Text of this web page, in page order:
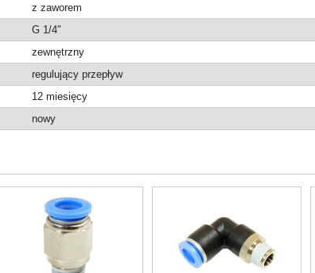
z zaworem
G 1/4″
zewnętrzny
regulujący przepływ
12 miesięcy
nowy